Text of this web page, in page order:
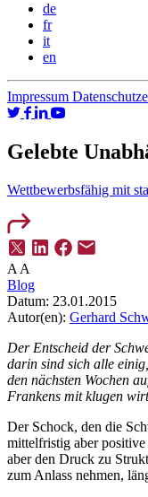
de
fr
it
en
Impressum
Gelebte
Wettbewerbsfähig mit
A A
Blog
Datum: 23.01.2015
Autor(en): Gerhard
Der Entscheid der
darin sind sich alle
den nächsten Wochen
Frankens mit klugen
Der Schock, den die
mittelfristig aber
aber den Druck zu
zum Anlass nehmen,